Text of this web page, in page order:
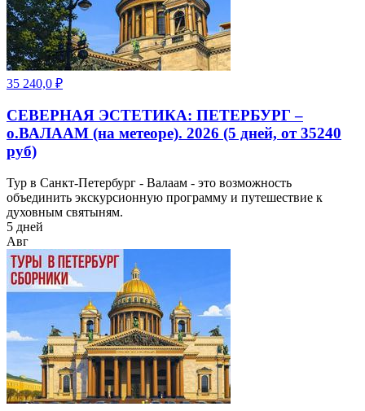
35 240,0 ₽
СЕВЕРНАЯ ЭСТЕТИКА: ПЕТЕРБУРГ –
о.ВАЛААМ (на метеоре). 2026 (5 дней, от 35240
руб)
Тур в Санкт-Петербург - Валаам - это возможность
объединить экскурсионную программу и путешествие к
духовным святыням.
5 дней
Авг